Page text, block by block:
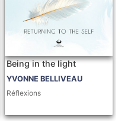
Being in the light
YVONNE BELLIVEAU
Réflexions